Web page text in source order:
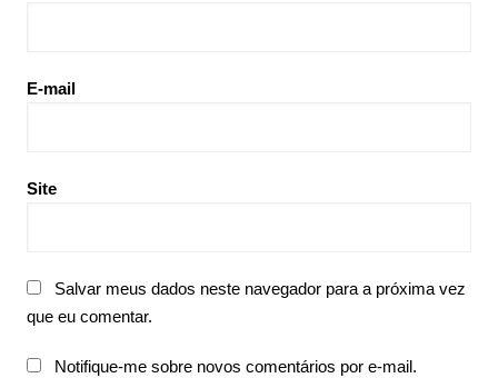
E-mail
Site
Salvar meus dados neste navegador para a próxima vez
que eu comentar.
Notifique-me sobre novos comentários por e-mail.